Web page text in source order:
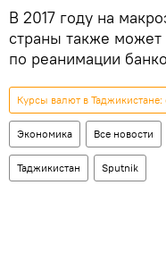
В 2017 году на
страны также
по реанимации
Курсы валют в
Экономика Все новости
Таджикистан Sputnik